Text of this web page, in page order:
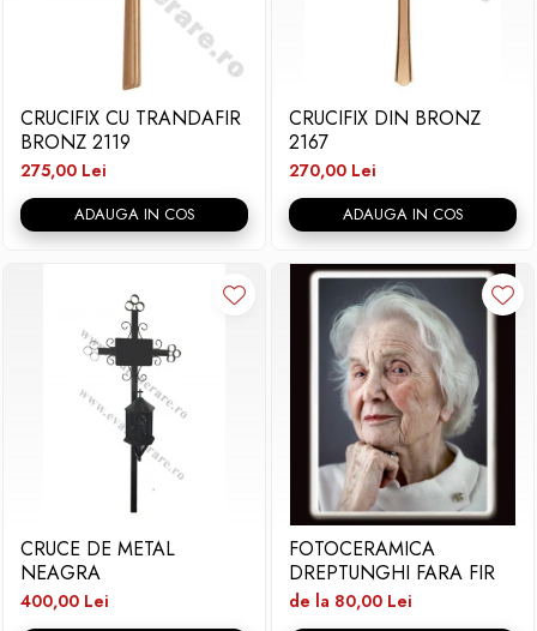
CRUCIFIX CU TRANDAFIR
BRONZ 2119
275,00 Lei
ADAUGA IN COS
CRUCIFIX DIN BRONZ
2167
270,00 Lei
ADAUGA IN COS
CRUCE DE METAL
NEAGRA
400,00 Lei
FOTOCERAMICA
DREPTUNGHI FARA FIR
de la 80,00 Lei